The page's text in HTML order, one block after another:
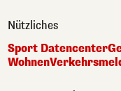
Nützliches
Sport Datencenter
Wohnen